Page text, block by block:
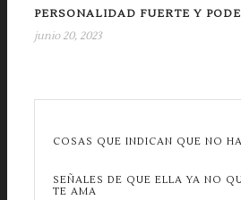
PERSONALIDAD FUERTE Y
junio 20, 2023
COSAS QUE INDICAN QUE NO
SEÑALES DE QUE ELLA YA NO
TE AMA